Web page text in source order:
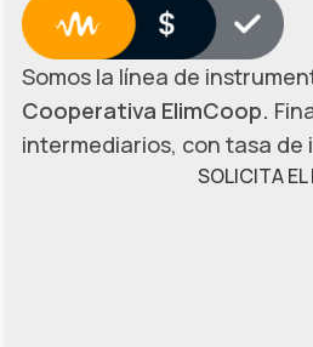
Somos la línea de
Cooperativa ElimCoop.
intermediarios, con tasa de
SOLICITA